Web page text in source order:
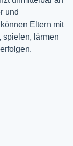
und
Eltern mit
spielen, lärmen